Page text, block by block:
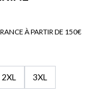
À PARTIR DE 150€
2XL 3XL